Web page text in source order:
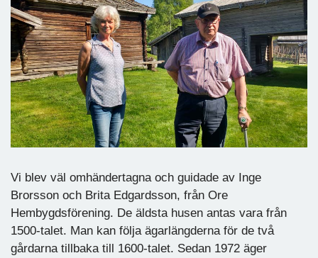
Vi blev väl omhändertagna och guidade av Inge
Brorsson och Brita Edgardsson, från Ore
Hembygdsförening. De äldsta husen antas vara från
1500-talet. Man kan följa ägarlängderna för de två
gårdarna tillbaka till 1600-talet. Sedan 1972 äger